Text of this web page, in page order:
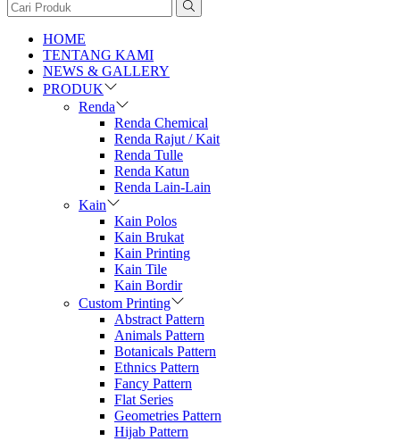
HOME
TENTANG KAMI
NEWS & GALLERY
PRODUK
Renda
Renda Chemical
Renda Rajut / Kait
Renda Tulle
Renda Katun
Renda Lain-Lain
Kain
Kain Polos
Kain Brukat
Kain Printing
Kain Tile
Kain Bordir
Custom Printing
Abstract Pattern
Animals Pattern
Botanicals Pattern
Ethnics Pattern
Fancy Pattern
Flat Series
Geometries Pattern
Hijab Pattern